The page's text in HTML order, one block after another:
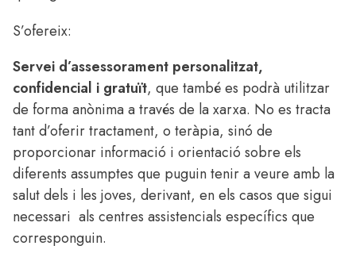
S’ofereix:
Servei d’assessorament personalitzat,
confidencial i gratuït, que també es podrà utilitzar
de forma anònima a través de la xarxa. No es tracta
tant d’oferir tractament, o teràpia, sinó de
proporcionar informació i orientació sobre els
diferents assumptes que puguin tenir a veure amb la
salut dels i les joves, derivant, en els casos que sigui
necessari als centres assistencials específics que
corresponguin.